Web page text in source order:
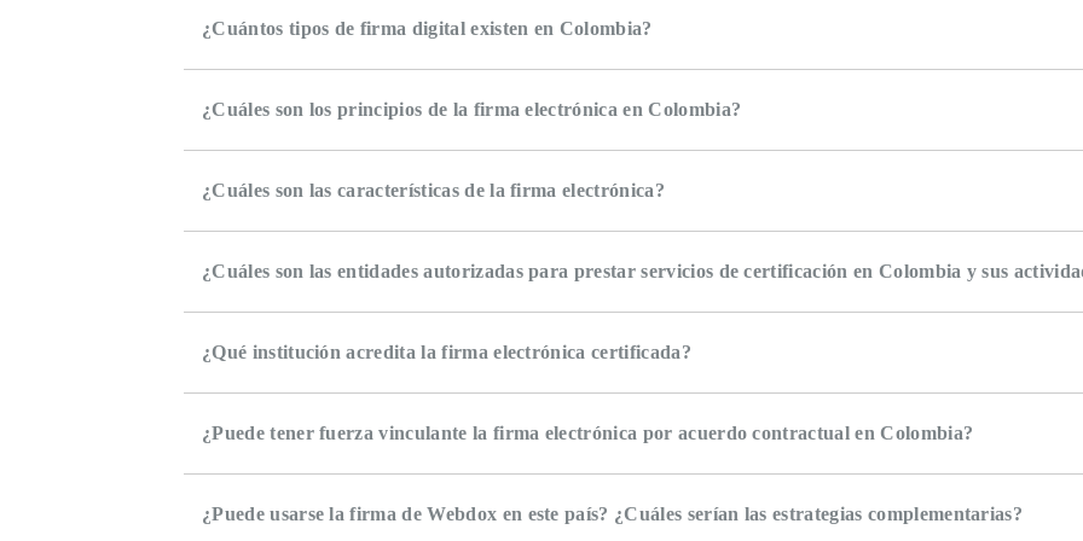
¿Cuántos tipos de firma digital existen en Colombia?
¿Cuáles son los principios de la firma electrónica en Colombia?
¿Cuáles son las características de la firma electrónica?
¿Cuáles son las entidades autorizadas para prestar servicios de certificación en Colombia y sus
¿Qué institución acredita la firma electrónica certificada?
¿Puede tener fuerza vinculante la firma electrónica por acuerdo contractual en Colombia?
¿Puede usarse la firma de Webdox en este país? ¿Cuáles serían las estrategias complementarias?